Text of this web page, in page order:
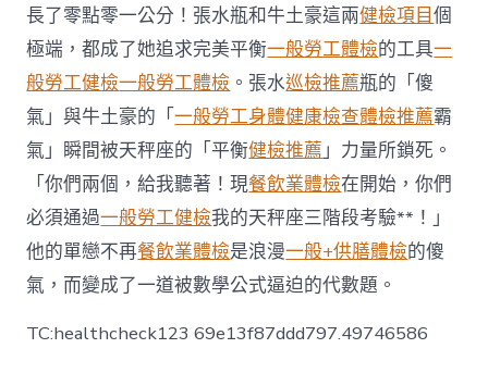
長了零點零一公分！張水瓶和牛土豪這兩健檢項目個
極端，都成了她追求完美平衡一般勞工體檢的工具一
般勞工健檢一般勞工體檢 。張水巡檢推薦瓶的「傻
氣」與牛土豪的「一般勞工身體健康檢查體檢推薦霸
氣」瞬間被天秤座的「平衡健檢推薦」力量所鎖死。
「你們兩個，給我聽著！現餐飲業體檢在開始，你們
必須通過一般勞工健檢我的天秤座三階段考驗**！」
他的單戀不再餐飲業體檢是浪漫一般+供膳體檢的傻
氣，而變成了一道被數學公式逼迫的代數題。
TC:healthcheck123 69e13f87ddd797.49746586